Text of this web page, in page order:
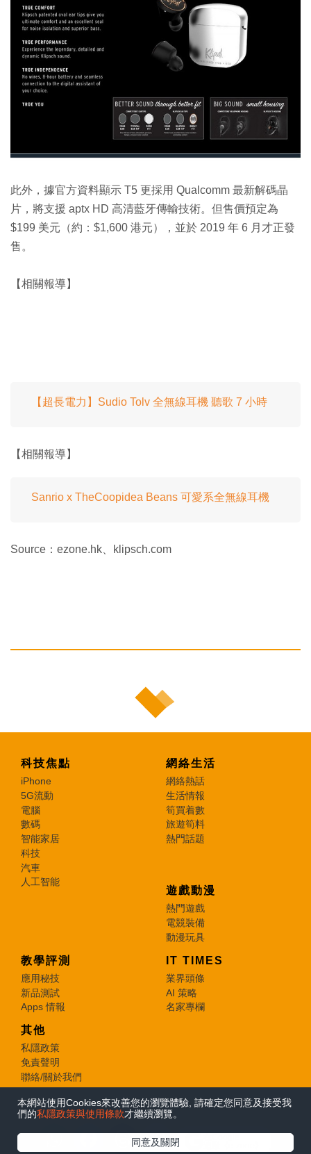
此外，據官方資料顯示 T5 更採用 Qualcomm 最新解碼晶
片，將支援 aptx HD 高清藍牙傳輸技術。但售價預定為
$199 美元（約：$1,600 港元），並於 2019 年 6 月才正發
售。
【相關報導】
【超長電力】Sudio Tolv 全無線耳機 聽歌 7 小時
【相關報導】
Sanrio x TheCoopidea Beans 可愛系全無線耳機
Source：ezone.hk、klipsch.com
科技焦點
iPhone
5G流動
電腦
數碼
智能家居
科技
汽車
人工智能
網絡生活
網絡熱話
生活情報
筍買着數
旅遊筍料
熱門話題
遊戲動漫
熱門遊戲
電競裝備
動漫玩具
教學評測
應用秘技
新品測試
Apps 情報
IT TIMES
業界頭條
AI 策略
名家專欄
其他
私隱政策
免責聲明
聯絡/關於我們
© 2026 e-zone. All Rights Reserved.
本網站使用Cookies來改善您的瀏覽體驗, 請確定您同意及接受我
們的私隱政策與使用條款才繼續瀏覽。
同意及關閉